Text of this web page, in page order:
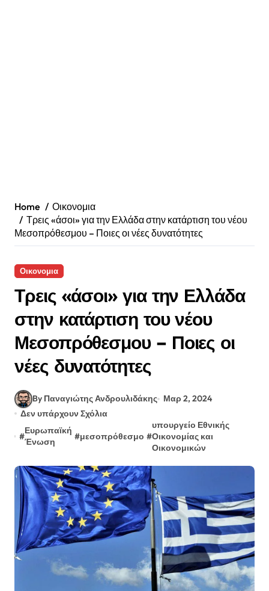
Home
Οικονομια
Τρεις «άσοι» για την Ελλάδα στην κατάρτιση του νέου
Μεσοπρόθεσμου – Ποιες οι νέες δυνατότητες
Οικονομια
Τρεις «άσοι» για την Ελλάδα
στην κατάρτιση του νέου
Μεσοπρόθεσμου – Ποιες οι
νέες δυνατότητες
By Παναγιώτης Ανδρουλιδάκης
Μαρ 2, 2024
Δεν υπάρχουν Σχόλια
#
Ευρωπαϊκή
Ένωση
#μεσοπρόθεσμο #
υπουργείο Εθνικής
Οικονομίας και
Οικονομικών